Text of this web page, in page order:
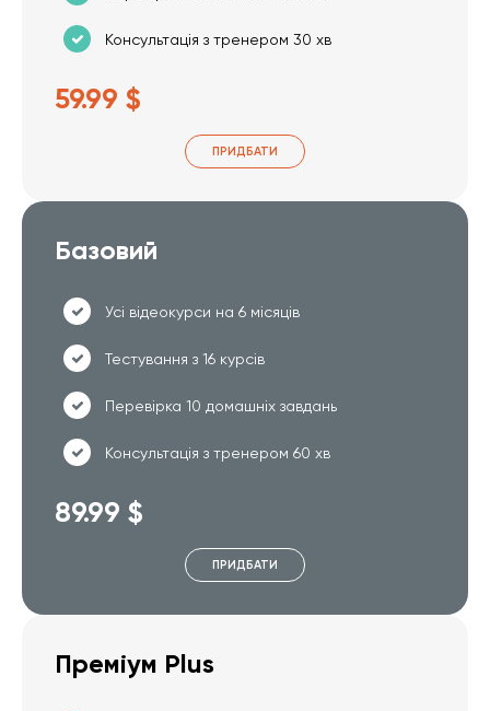
Консультація з тренером 30 хв
59.99 $
ПРИДБАТИ
Базовий
Усі відеокурси на 6 місяців
Тестування з 16 курсів
Перевірка 10 домашніх завдань
Консультація з тренером 60 хв
89.99 $
ПРИДБАТИ
Преміум Plus